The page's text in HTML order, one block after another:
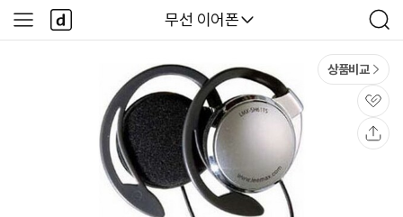
다나와
무선 이어폰
검
색
사
이
다
나
와
상품비교
관
심